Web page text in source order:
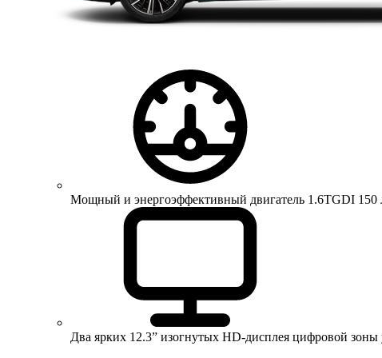
Мощный и энергоэффективный двигатель 1.6TGDI 150
Два ярких 12.3” изогнутых HD-дисплея цифровой зоны